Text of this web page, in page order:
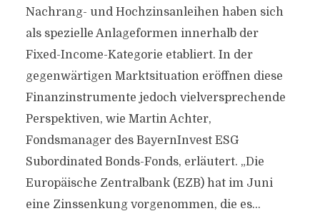
Nachrang- und Hochzinsanleihen haben sich
als spezielle Anlageformen innerhalb der
Fixed-Income-Kategorie etabliert. In der
gegenwärtigen Marktsituation eröffnen diese
Finanzinstrumente jedoch vielversprechende
Perspektiven, wie Martin Achter,
Fondsmanager des BayernInvest ESG
Subordinated Bonds-Fonds, erläutert. „Die
Europäische Zentralbank (EZB) hat im Juni
eine Zinssenkung vorgenommen, die es...